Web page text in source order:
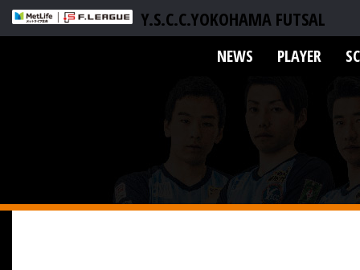
Y.S.C.C.YOKOHAMA FUTSAL
NEWS PLAYER